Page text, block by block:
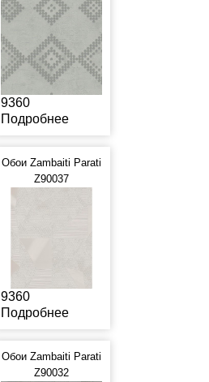
9360
Подробнее
Обои Zambaiti Parati
Z90037
9360
Подробнее
Обои Zambaiti Parati
Z90032